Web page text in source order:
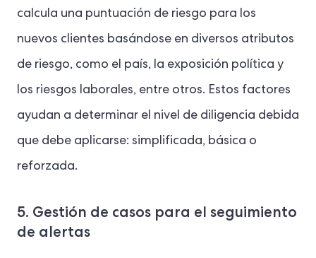
calcula una puntuación de riesgo para los
nuevos clientes basándose en diversos atributos
de riesgo, como el país, la exposición política y
los riesgos laborales, entre otros. Estos factores
ayudan a determinar el nivel de diligencia debida
que debe aplicarse: simplificada, básica o
reforzada.
5. Gestión de casos para el seguimiento
de alertas